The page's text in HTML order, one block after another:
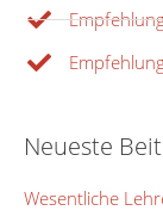
Neueste
Wesentliche